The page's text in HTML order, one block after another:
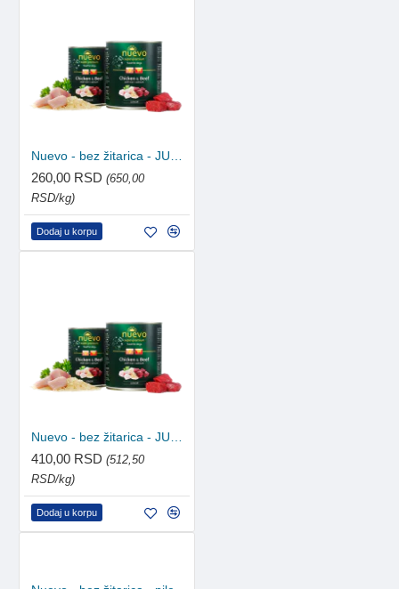
260,00 RSD (650,00
RSD/kg)
Dodaj u korpu
410,00 RSD (512,50
RSD/kg)
Dodaj u korpu